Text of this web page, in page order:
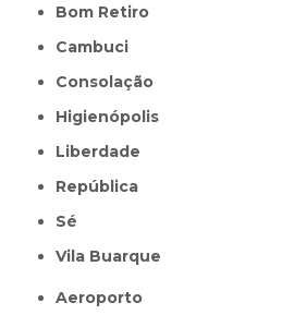
Bom Retiro
Cambuci
Consolação
Higienópolis
Liberdade
República
Sé
Vila Buarque
Aeroporto